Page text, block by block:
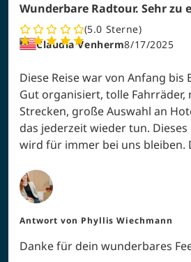
Wunderbare Radtour. Sehr zu
5.0 Sterne
Claudia Venherm8/17/2025
Diese Reise war von Anfang bis
Gut organisiert, tolle Fahrräder,
Strecken, große Auswahl an
das jederzeit wieder tun.
wird für immer bei uns bleiben.
Antwort von Phyllis Wiechmann
Danke für dein wunderbares